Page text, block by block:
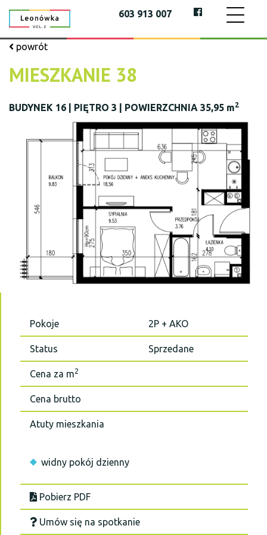
603 913 007
powrót
MIESZKANIE 38
BUDYNEK 16 | PIĘTRO 3 | POWIERZCHNIA 35,95 m2
Pokoje 2P + AKO
Status Sprzedane
Cena za m2
Cena brutto
Atuty mieszkania
widny pokój dzienny
Pobierz PDF
Umów się na spotkanie